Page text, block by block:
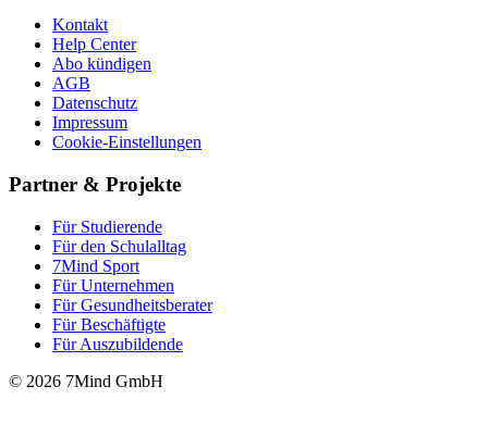
Kontakt
Help Center
Abo kündigen
AGB
Datenschutz
Impressum
Cookie-Einstellungen
Partner & Projekte
Für Stu­die­rende
Für den Schulalltag
7Mind Sport
Für Unter­neh­men
Für Gesund­heits­be­ra­ter
Für Beschäftigte
Für Auszubildende
© 2026 7Mind GmbH